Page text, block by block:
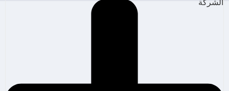
الشركة